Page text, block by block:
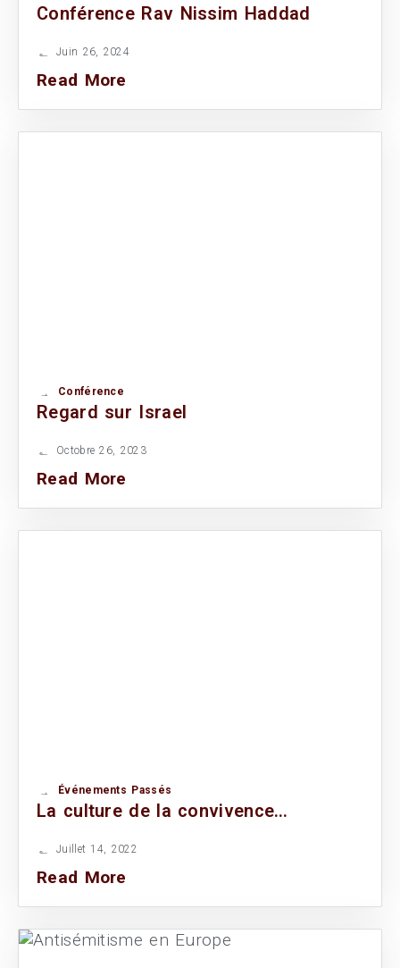
Conférence Rav Nissim Haddad
Juin 26, 2024
Read More
Conférence
Regard sur Israel
Octobre 26, 2023
Read More
Événements Passés
La culture de la convivence…
Juillet 14, 2022
Read More